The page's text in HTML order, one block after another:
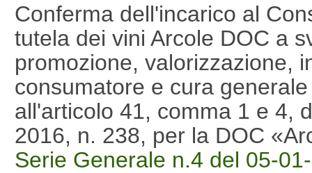
Conferma dell'incarico al
tutela dei vini Arcole DOC a
promozione, valorizzazione,
consumatore e cura
all'articolo 41, comma 1 e 4,
2016, n. 238, per la DOC
Serie Generale n.4 del 05-